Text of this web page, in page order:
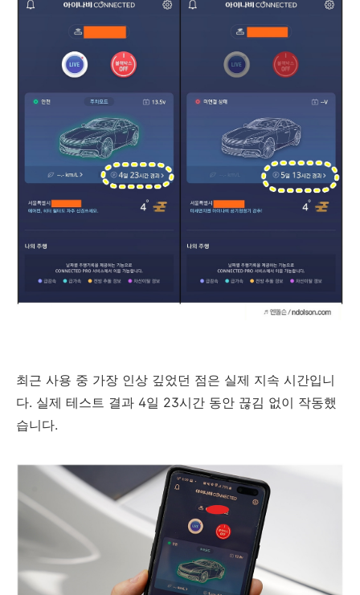
최근 사용 중 가장 인상 깊었던 점은 실제 지속 시간입니
다. 실제 테스트 결과 4일 23시간 동안 끊김 없이 작동했
습니다.